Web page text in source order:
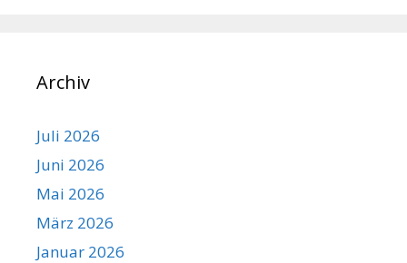
Archiv
Juli 2026
Juni 2026
Mai 2026
März 2026
Januar 2026